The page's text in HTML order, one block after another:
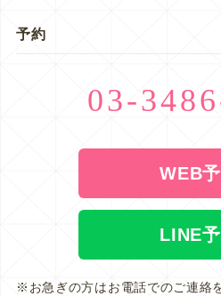
予約
03-
WEB
LINE
※お急ぎの方はお電話でのご連絡